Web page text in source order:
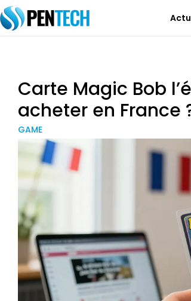
Carte Magic Bob
acheter en France
GAME